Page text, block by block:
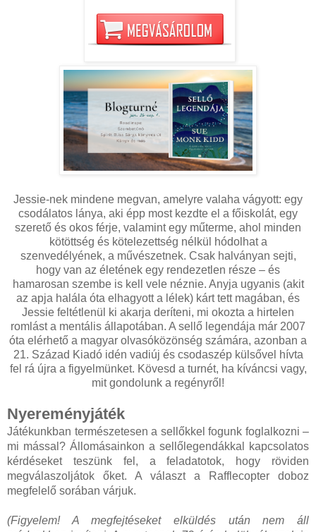
Jessie-nek mindene megvan, amelyre valaha vágyott: egy
csodálatos lánya, aki épp most kezdte el a főiskolát, egy
szerető és okos férje, valamint egy műterme, ahol minden
kötöttség és kötelezettség nélkül hódolhat a
szenvedélyének, a művészetnek. Csak halványan sejti,
hogy van az életének egy rendezetlen része – és
hamarosan szembe is kell vele néznie. Anyja ugyanis (akit
az apja halála óta elhagyott a lélek) kárt tett magában, és
Jessie feltétlenül ki akarja deríteni, mi okozta a hirtelen
romlást a mentális állapotában. A sellő legendája már 2007
óta elérhető a magyar olvasóközönség számára, azonban a
21. Század Kiadó idén vadiúj és csodaszép külsővel hívta
fel rá újra a figyelmünket. Kövesd a turnét, ha kíváncsi vagy,
mit gondolunk a regényről!
Nyereményjáték
Játékunkban természetesen a sellőkkel fogunk foglalkozni –
mi mással? Állomásainkon a sellőlegendákkal kapcsolatos
kérdéseket teszünk fel, a feladatotok, hogy röviden
megválaszoljátok őket. A választ a Rafflecopter doboz
megfelelő sorában várjuk.
(Figyelem! A megfejtéseket elküldés után nem áll